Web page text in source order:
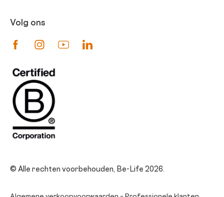
Volg ons
Suivez-nous sur Facebook
Suivez-nous sur Instagram
Suivez-nous sur Youtube
© Alle rechten voorbehouden, Be-Life 2026.